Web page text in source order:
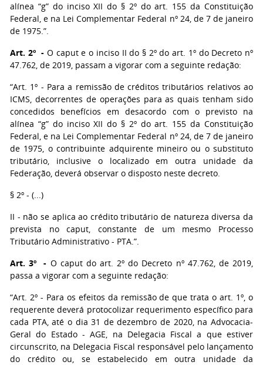
alínea “g” do inciso XII do § 2º do art. 155 da Constituição
Federal, e na Lei Complementar Federal nº 24, de 7 de janeiro
de 1975.”.
Art. 2º - O caput e o inciso II do § 2º do art. 1º do Decreto nº
47.762, de 2019, passam a vigorar com a seguinte redação:
“Art. 1º - Para a remissão de créditos tributários relativos ao
ICMS, decorrentes de operações para as quais tenham sido
concedidos benefícios em desacordo com o previsto na
alínea “g” do inciso XII do § 2º do art. 155 da Constituição
Federal, e na Lei Complementar Federal nº 24, de 7 de janeiro
de 1975, o contribuinte adquirente mineiro ou o substituto
tributário, inclusive o localizado em outra unidade da
Federação, deverá observar o disposto neste decreto.
§ 2º - (...)
II - não se aplica ao crédito tributário de natureza diversa da
prevista no caput, constante de um mesmo Processo
Tributário Administrativo - PTA.”.
Art. 3º - O caput do art. 2º do Decreto nº 47.762, de 2019,
passa a vigorar com a seguinte redação:
“Art. 2º - Para os efeitos da remissão de que trata o art. 1º, o
requerente deverá protocolizar requerimento específico para
cada PTA, até o dia 31 de dezembro de 2020, na Advocacia-
Geral do Estado - AGE, na Delegacia Fiscal a que estiver
circunscrito, na Delegacia Fiscal responsável pelo lançamento
do crédito ou, se estabelecido em outra unidade da